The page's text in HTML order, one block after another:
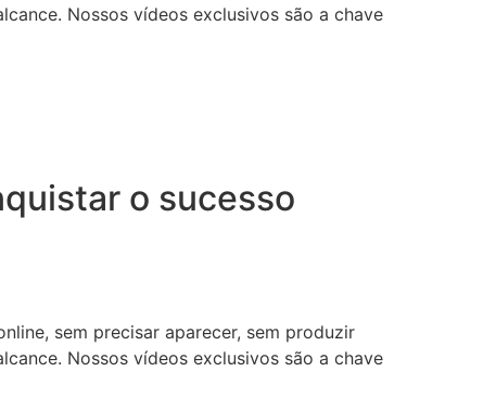
Nossos vídeos exclusivos são a chave
o sucesso
sem precisar aparecer, sem produzir
Nossos vídeos exclusivos são a chave